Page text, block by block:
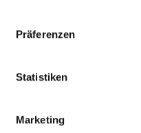
Präferenzen
Statistiken
Marketing
Ärzte und